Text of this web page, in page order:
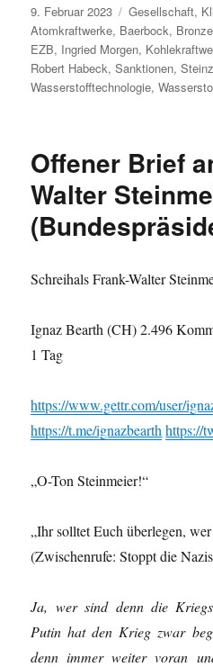
Veröffentlicht
am
9. Februar 2023 Kategorien
Gesellschaft,
Atomkraftwerke, Baerbock,
EZB, Ingried Morgen,
Robert Habeck,Sanktionen,
Wasserstofftechnologie,
Offener Brief
Walter
Schreihals Frank-Walter
Ignaz Bearth (CH) 2.496
1 Tag
https://www.gettr.com/user/
https://t.me/ignazbearth https://
„O-Ton Steinmeier!“
„Ihr solltet Euch überlegen,
(Zwischenrufe: Stoppt die
Ja, wer sind denn die
Putin hat den Krieg zwar
denn immer weiter voran